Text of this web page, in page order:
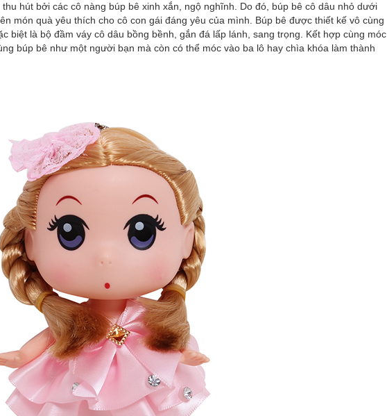
hút bởi các cô nàng búp bê xinh xắn, ngộ nghĩnh. Do đó, búp bê cô dâu nhỏ dưới
món quà yêu thích cho cô con gái đáng yêu của mình. Búp bê được thiết kế vô cùng
biệt là bộ đầm váy cô dâu bồng bềnh, gắn đá lấp lánh, sang trọng. Kết hợp cùng móc
búp bê như một người bạn mà còn có thể móc vào ba lô hay chìa khóa làm thành